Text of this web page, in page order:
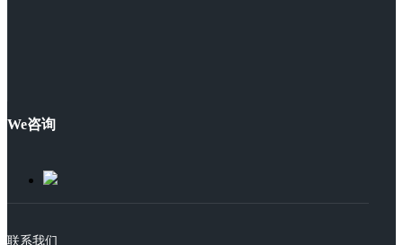
We咨询
联系我们